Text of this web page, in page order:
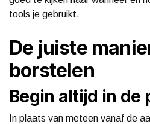
tools je gebruikt.
De juiste
borstelen
Begin altijd in de
In plaats van meteen vanaf de